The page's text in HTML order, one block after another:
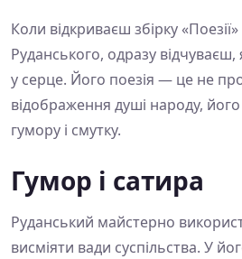
Коли відкриваєш збірку
Руданського, одразу
у серце. Його поезія — це не
відображення душі народу,
гумору і смутку.
Гумор і сатира
Руданський майстерно
висміяти вади суспільства. У